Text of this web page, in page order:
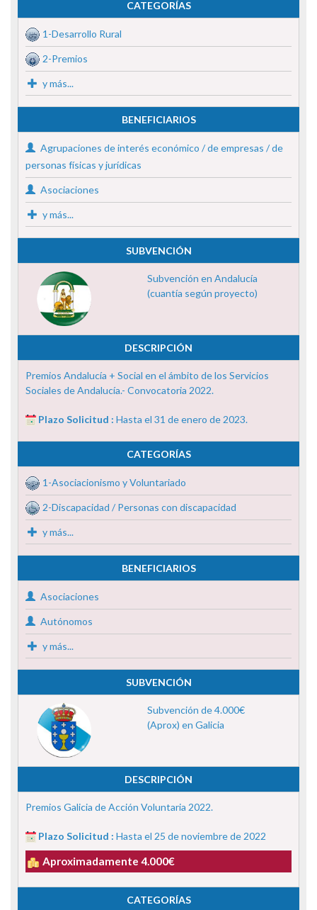
CATEGORÍAS
1-Desarrollo Rural
2-Premios
y más...
BENEFICIARIOS
Agrupaciones de interés económico / de empresas / de
personas físicas y jurídicas
Asociaciones
y más...
SUBVENCIÓN
Subvención en Andalucía
(cuantía según proyecto)
DESCRIPCIÓN
Premios Andalucía + Social en el ámbito de los Servicios
Sociales de Andalucía.- Convocatoria 2022.
Plazo Solicitud : Hasta el 31 de enero de 2023.
CATEGORÍAS
1-Asociacionismo y Voluntariado
2-Discapacidad / Personas con discapacidad
y más...
BENEFICIARIOS
Asociaciones
Autónomos
y más...
SUBVENCIÓN
Subvención de 4.000€
(Aprox) en Galicia
DESCRIPCIÓN
Premios Galicia de Acción Voluntaria 2022.
Plazo Solicitud : Hasta el 25 de noviembre de 2022
Aproximadamente 4.000€
CATEGORÍAS